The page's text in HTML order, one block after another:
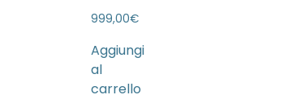
999,00€
Aggiungi
al
carrello